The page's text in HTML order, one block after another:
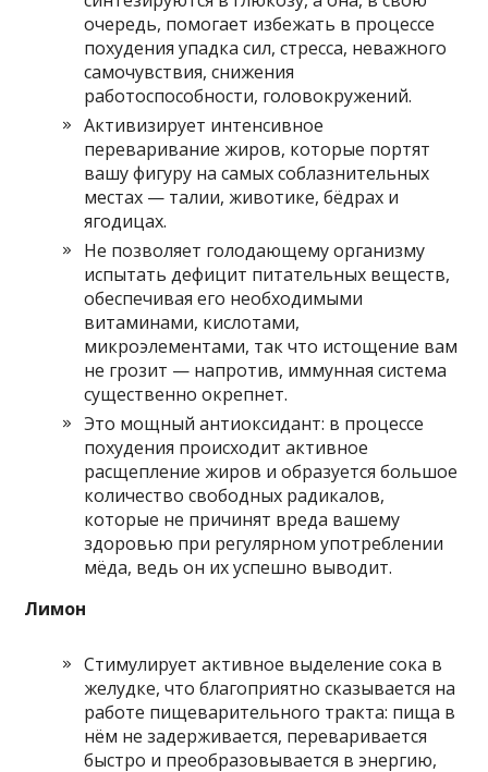
очередь, помогает избежать в процессе
похудения упадка сил, стресса, неважного
самочувствия, снижения
работоспособности, головокружений.
Активизирует интенсивное
переваривание жиров, которые портят
вашу фигуру на самых соблазнительных
местах — талии, животике, бёдрах и
ягодицах.
Не позволяет голодающему организму
испытать дефицит питательных веществ,
обеспечивая его необходимыми
витаминами, кислотами,
микроэлементами, так что истощение вам
не грозит — напротив, иммунная система
существенно окрепнет.
Это мощный антиоксидант: в процессе
похудения происходит активное
расщепление жиров и образуется большое
количество свободных радикалов,
которые не причинят вреда вашему
здоровью при регулярном употреблении
мёда, ведь он их успешно выводит.
Лимон
Стимулирует активное выделение сока в
желудке, что благоприятно сказывается на
работе пищеварительного тракта: пища в
нём не задерживается, переваривается
быстро и преобразовывается в энергию,